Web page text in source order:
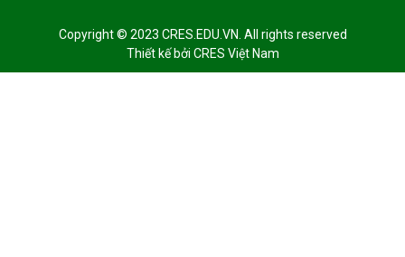
Copyright © 2023 CRES.EDU.VN. All rights reserved
Thiết kế bởi CRES Việt Nam